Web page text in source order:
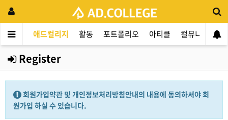
애드컬리지 활동 포트폴리오 아티클 컬뮤니티
Register
회원가입약관 및 개인정보처리방침안내의 내용에 동의하셔야 회
원가입 하실 수 있습니다.